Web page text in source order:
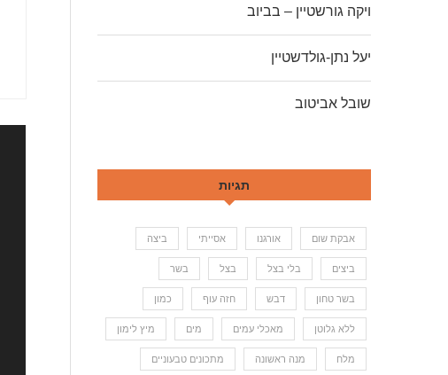
ויקה גורשטיין – בביוב
יעל נתן-גולדשטיין
שובל אביטוב
תגיות
אבקת שום אורגנו אסייתי ביצה
ביצים בלי בצל בצל בשר
בשר טחון דבש חזה עוף כמון
ללא גלוטן מאכלי עמים מים מיץ לימון
מלח מנה ראשונה מתכונים טבעוניים